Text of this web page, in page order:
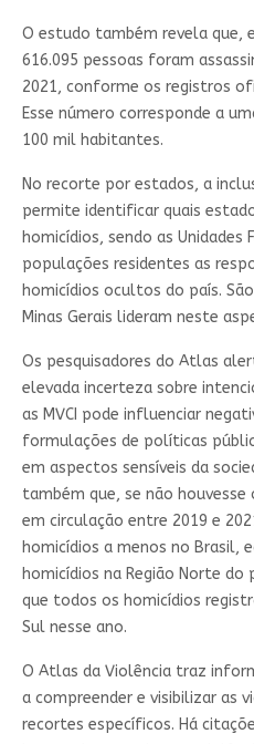
O estudo também revela que,
616.095 pessoas foram
2021, conforme os registros
Esse número corresponde a
100 mil habitantes.
No recorte por estados, a
permite identificar quais
homicídios, sendo as Unidades
populações residentes as
homicídios ocultos do país.
Minas Gerais lideram neste
Os pesquisadores do Atlas
elevada incerteza sobre
as MVCI pode influenciar
formulações de políticas
em aspectos sensíveis da
também que, se não
em circulação entre 2019 e
homicídios a menos no Brasil,
homicídios na Região Norte do
que todos os homicídios
Sul nesse ano.
O Atlas da Violência traz
a compreender e visibilizar as
recortes específicos. Há